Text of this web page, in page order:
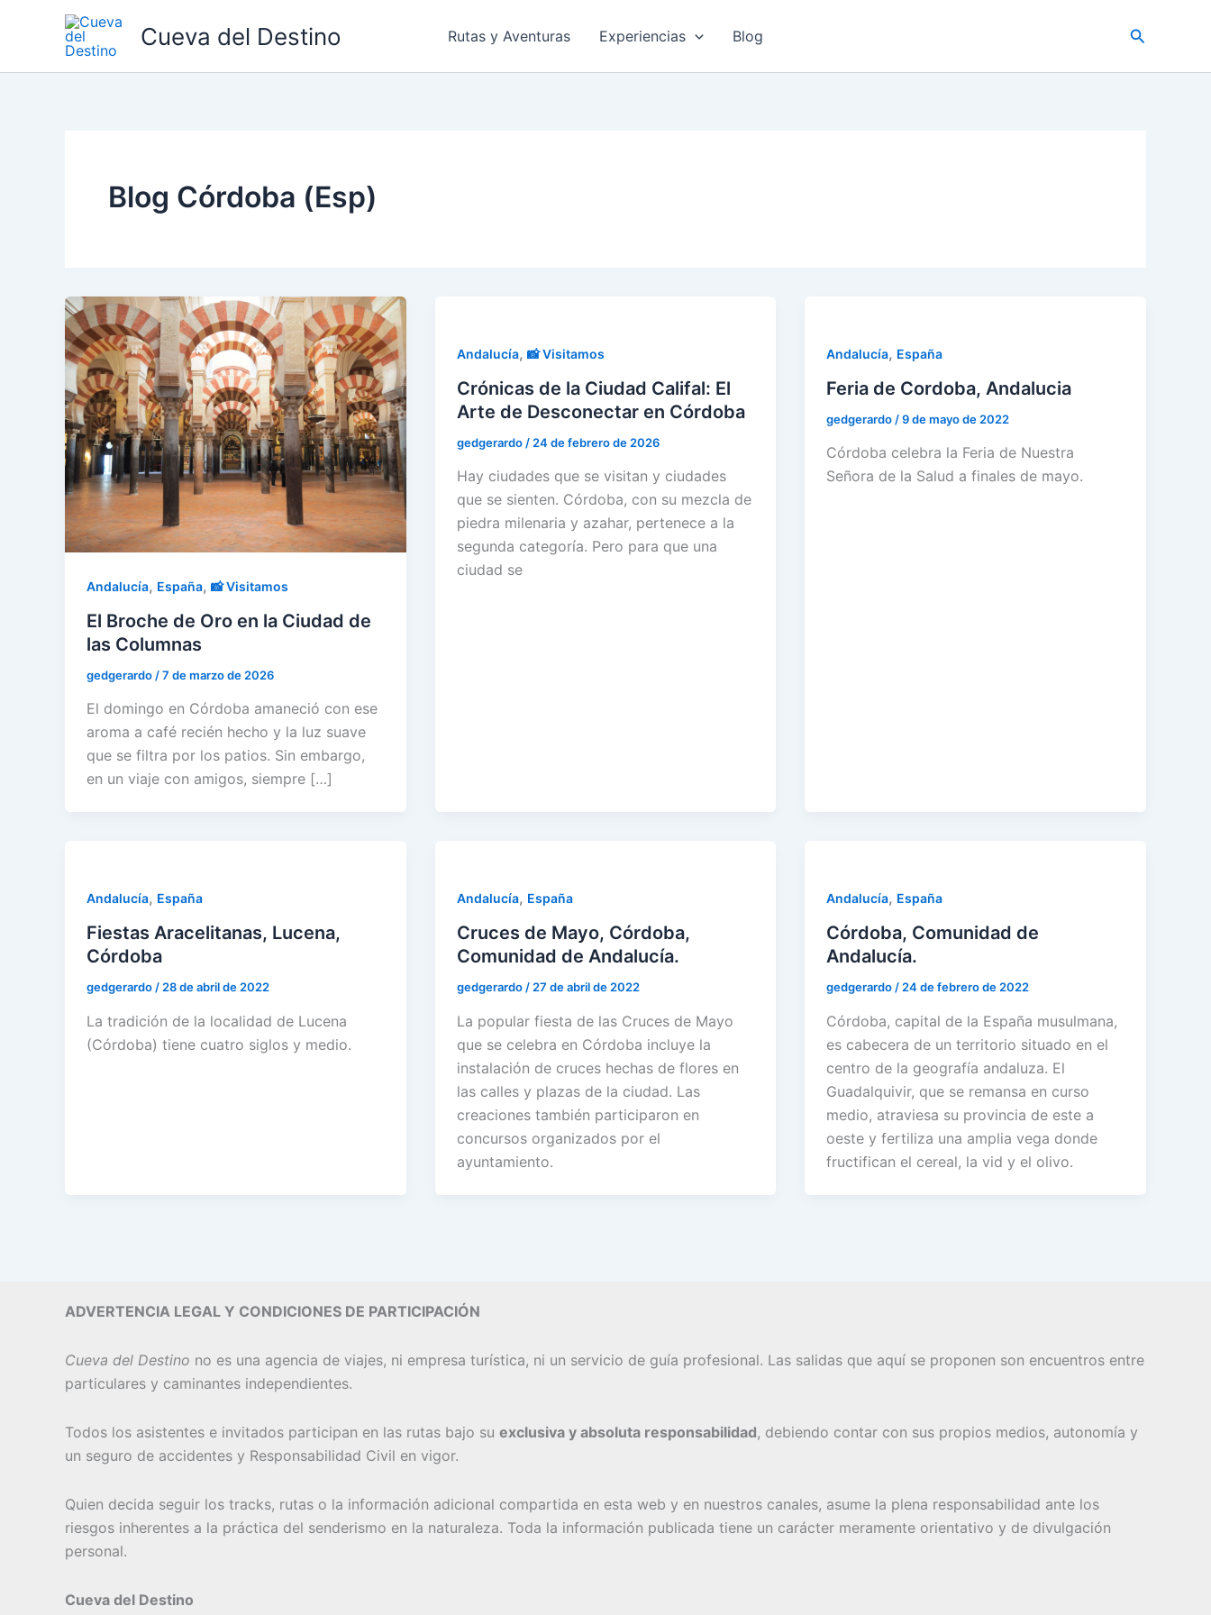
contenido
Cueva del Destino Rutas y Aventuras Experiencias Blog Buscar
Blog Córdoba (Esp)
Andalucía, España, 📸 Visitamos
El Broche de Oro en la Ciudad de
las Columnas
gedgerardo /7 de marzo de 2026
El domingo en Córdoba amaneció con ese
aroma a café recién hecho y la luz suave
que se filtra por los patios. Sin embargo,
en un viaje con amigos, siempre […]
Andalucía, 📸 Visitamos
Crónicas de la Ciudad Califal: El
Arte de Desconectar en Córdoba
gedgerardo / 24 de febrero de 2026
Hay ciudades que se visitan y ciudades
que se sienten. Córdoba, con su mezcla de
piedra milenaria y azahar, pertenece a la
segunda categoría. Pero para que una
ciudad se
Andalucía, España
Feria de Cordoba, Andalucia
gedgerardo /9 de mayo de 2022
Córdoba celebra la Feria de Nuestra
Señora de la Salud a finales de mayo.
Andalucía, España
Fiestas Aracelitanas, Lucena,
Córdoba
gedgerardo / 28 de abril de 2022
La tradición de la localidad de Lucena
(Córdoba) tiene cuatro siglos y medio.
Andalucía, España
Cruces de Mayo, Córdoba,
Comunidad de Andalucía.
gedgerardo / 27 de abril de 2022
La popular fiesta de las Cruces de Mayo
que se celebra en Córdoba incluye la
instalación de cruces hechas de flores en
las calles y plazas de la ciudad. Las
creaciones también participaron en
concursos organizados por el
ayuntamiento.
Andalucía, España
Córdoba, Comunidad de
Andalucía.
gedgerardo / 24 de febrero de 2022
Córdoba, capital de la España musulmana,
es cabecera de un territorio situado en el
centro de la geografía andaluza. El
Guadalquivir, que se remansa en curso
medio, atraviesa su provincia de este a
oeste y fertiliza una amplia vega donde
fructifican el cereal, la vid y el olivo.
ADVERTENCIA LEGAL Y CONDICIONES DE PARTICIPACIÓN
Cueva del Destino no es una agencia de viajes, ni empresa turística, ni un servicio de guía profesional. Las salidas que aquí se proponen son encuentros entre
particulares y caminantes independientes.
Todos los asistentes e invitados participan en las rutas bajo su exclusiva y absoluta responsabilidad, debiendo contar con sus propios medios, autonomía y
un seguro de accidentes y Responsabilidad Civil en vigor.
Quien decida seguir los tracks, rutas o la información adicional compartida en esta web y en nuestros canales, asume la plena responsabilidad ante los
riesgos inherentes a la práctica del senderismo en la naturaleza. Toda la información publicada tiene un carácter meramente orientativo y de divulgación
personal.
Cueva del Destino